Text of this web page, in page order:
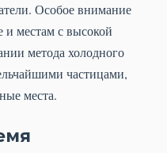
Особое внимание
и местам с высокой
метода холодного
частицами,
места.